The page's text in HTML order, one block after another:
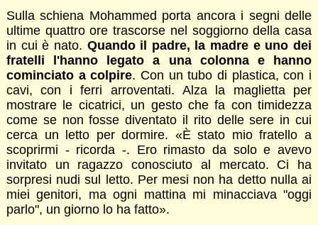
Sulla schiena Mohammed porta ancora i segni delle
ultime quattro ore trascorse nel soggiorno della casa
in cui è nato. Quando il padre, la madre e uno dei
fratelli l'hanno legato a una colonna e hanno
cominciato a colpire. Con un tubo di plastica, con i
cavi, con i ferri arroventati. Alza la maglietta per
mostrare le cicatrici, un gesto che fa con timidezza
come se non fosse diventato il rito delle sere in cui
cerca un letto per dormire. «È stato mio fratello a
scoprirmi - ricorda -. Ero rimasto da solo e avevo
invitato un ragazzo conosciuto al mercato. Ci ha
sorpresi nudi sul letto. Per mesi non ha detto nulla ai
miei genitori, ma ogni mattina mi minacciava "oggi
parlo", un giorno lo ha fatto».